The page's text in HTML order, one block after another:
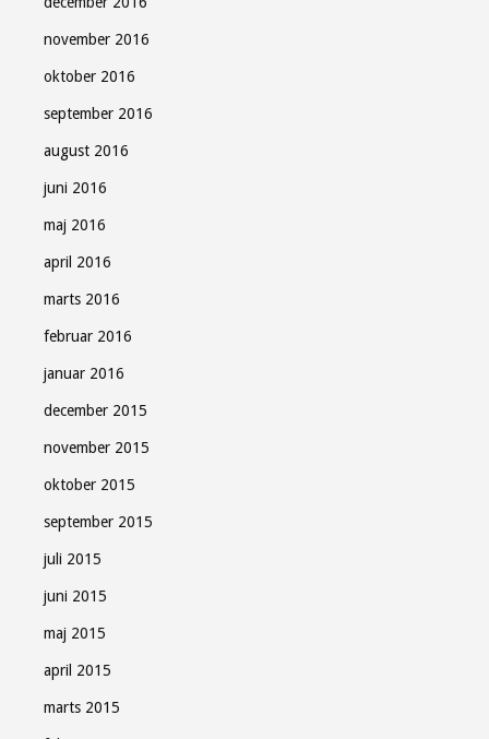
november 2016
oktober 2016
september 2016
august 2016
juni 2016
maj 2016
april 2016
marts 2016
februar 2016
januar 2016
december 2015
november 2015
oktober 2015
september 2015
juli 2015
juni 2015
maj 2015
april 2015
marts 2015